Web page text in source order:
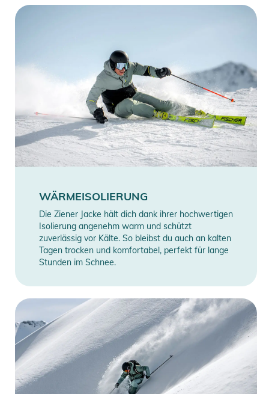
WÄRMEISOLIERUNG
Die Ziener Jacke hält dich dank ihrer hochwertigen
Isolierung angenehm warm und schützt
zuverlässig vor Kälte. So bleibst du auch an kalten
Tagen trocken und komfortabel, perfekt für lange
Stunden im Schnee.